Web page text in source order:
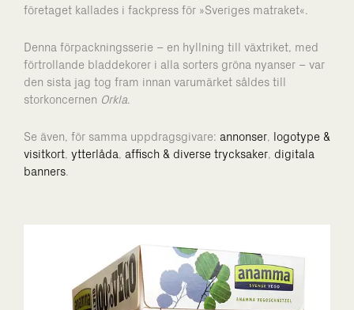
företaget kallades i fackpress för »Sveriges matraket«.
Denna förpackningsserie – en hyllning till växtriket, med
förtrollande bladdekorer i alla sorters gröna nyanser – var
den sista jag tog fram innan varumärket såldes till
storkoncernen Orkla.
Se även, för samma uppdragsgivare: annonser,
logotype &
visitkort, ytterlåda, affisch & diverse trycksaker, digitala
banners.